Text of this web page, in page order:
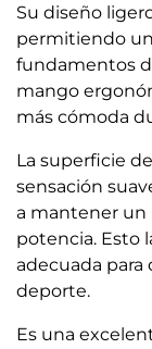
Su diseño
permitiendo
fundamentos
mango
más cómoda
La superficie
sensación
a mantener
potencia. Esto
adecuada
deporte.
Es una